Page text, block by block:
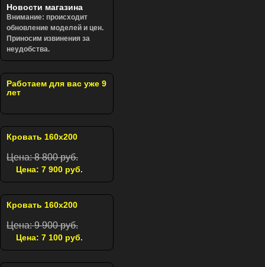
Новости магазина
Внимание: происходит
обновление моделей и цен.
Приносим извинения за
неудобства.
Работаем для вас уже 9
лет
Кровать 160х200
Цена: 8 800 руб.
Цена: 7 900 руб.
Кровать 160х200
Цена: 9 900 руб.
Цена: 7 100 руб.